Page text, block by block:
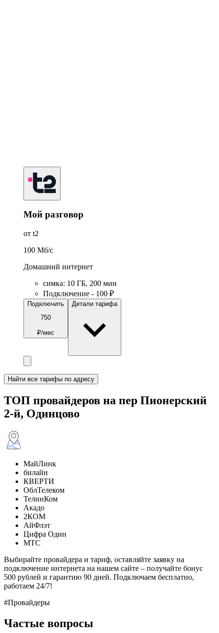
Мой разговор
от t2
100 Мб/c
Домашний интернет
симка: 10 ГБ, 200 мин
Подключение - 100 ₽
Подключить
750
₽/мес
Детали тарифа
Найти все тарифы по адресу
ТОП провайдеров на пер Пионерский
2-й, Одинцово
МайЛинк
билайн
КВЕРТИ
ОблТелеком
ТелинКом
Акадо
2КОМ
АйФлэт
Цифра Один
МТС
Выбирайте провайдера и тариф, оставляйте заявку на
подключение интернета на нашем сайте – получайте бонус
500 рублей и гарантию 90 дней. Подключаем бесплатно,
работаем 24/7!
#Провайдеры
Частые вопросы